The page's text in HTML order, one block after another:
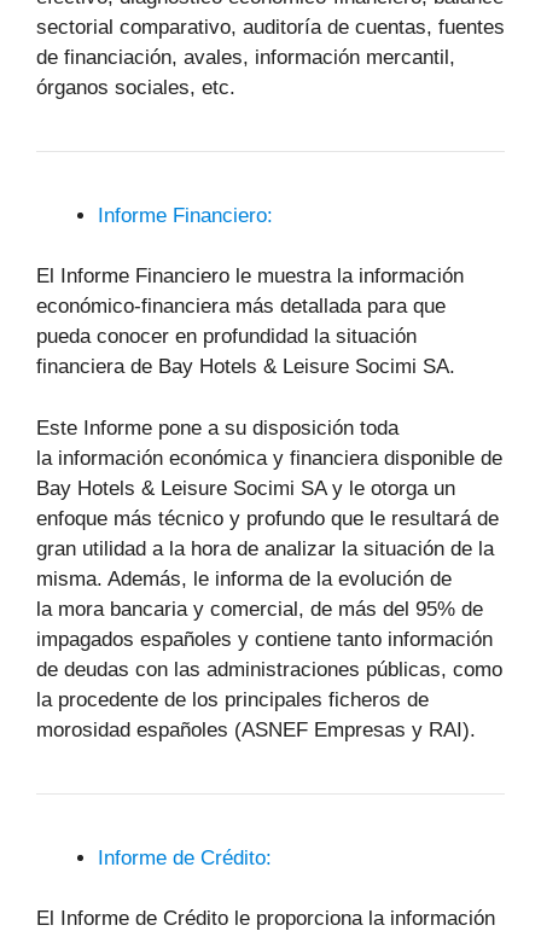
sectorial comparativo, auditoría de cuentas, fuentes
de financiación, avales, información mercantil,
órganos sociales, etc.
Informe Financiero:
El Informe Financiero le muestra la información
económico-financiera más detallada para que
pueda conocer en profundidad la situación
financiera de Bay Hotels & Leisure Socimi SA.
Este Informe pone a su disposición toda
la información económica y financiera disponible de
Bay Hotels & Leisure Socimi SA y le otorga un
enfoque más técnico y profundo que le resultará de
gran utilidad a la hora de analizar la situación de la
misma. Además, le informa de la evolución de
la mora bancaria y comercial, de más del 95% de
impagados españoles y contiene tanto información
de deudas con las administraciones públicas, como
la procedente de los principales ficheros de
morosidad españoles (ASNEF Empresas y RAI).
Informe de Crédito:
El Informe de Crédito le proporciona la información